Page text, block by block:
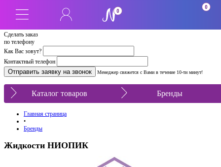
Сделать заказ
по телефону
Как Вас зовут?
Контактный телефон
Менеджер свяжется с Вами в течение 10-ти минут!
0
0
Каталог товаров Бренды
Главная страница
•
Бренды
Жидкости НИОПИК